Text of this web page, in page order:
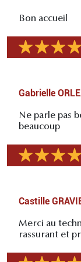
Bon accueil
Gabrielle
Ne parle pas
beaucoup
Castille
Merci au
rassurant et